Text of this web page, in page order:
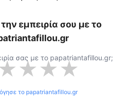
εμπειρία σου με το
σας με το papatriantafillou.gr;
★★★
το papatriantafillou.gr